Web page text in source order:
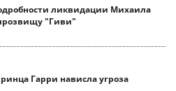
ликвидации Михаила
"Гиви"
Гарри нависла угроза